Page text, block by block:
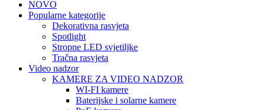
NOVO
Popularne kategorije
Dekorativna rasvjeta
Spotlight
Stropne LED svjetiljke
Tračna rasvjeta
Video nadzor
KAMERE ZA VIDEO NADZOR
WI-FI kamere
Baterijske i solarne kamere